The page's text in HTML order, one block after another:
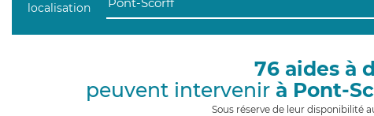
76 aides à
peuvent intervenir à Pont-
Sous réserve de leur disponibilité